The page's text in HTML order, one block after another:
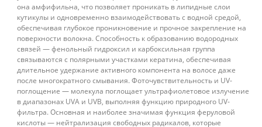
она амфифильна, что позволяет проникать в липидные слои
кутикулы и одновременно взаимодействовать с водной средой,
обеспечивая глубокое проникновение и прочное закрепление на
поверхности волокна. Способность к образованию водородных
связей — фенольный гидроксил и карбоксильная группа
связываются с полярными участками кератина, обеспечивая
длительное удержание активного компонента на волосе даже
после многократного смывания. Фоточувствительность и UV-
поглощение — молекула поглощает ультрафиолетовое излучение
в диапазонах UVA и UVB, выполняя функцию природного UV-
фильтра. Основная и наиболее значимая функция феруловой
кислоты — нейтрализация свободных радикалов, которые